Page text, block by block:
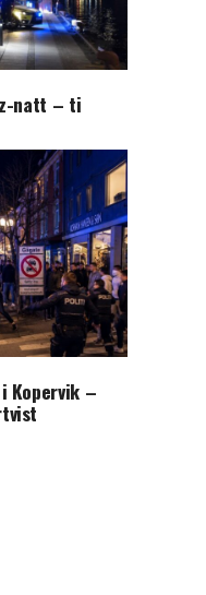
natt – ti
Kopervik –